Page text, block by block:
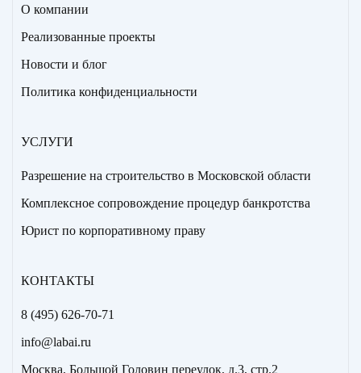
О компании
Реализованные проекты
Новости и блог
Политика конфиденциальности
УСЛУГИ
Разрешение на строительство в Московской области
Комплексное сопровождение процедур банкротства
Юрист по корпоративному праву
КОНТАКТЫ
8 (495) 626-70-71
info@labai.ru
Москва, Большой Головин переулок, д.3, стр.2